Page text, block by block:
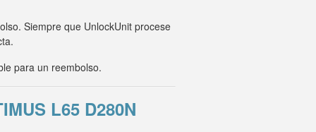
Siempre que UnlockUnit procese
para un reembolso.
L65 D280N